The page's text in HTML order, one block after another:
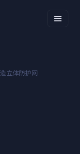
立体防护网